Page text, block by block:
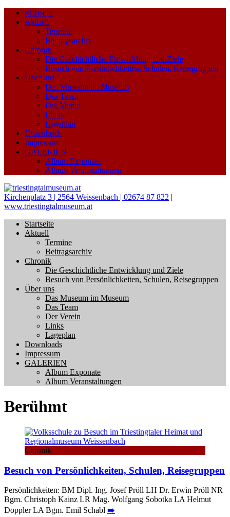
Startseite
Aktuell
Termine
Beitragsarchiv
Chronik
Die Geschichtliche Entwicklung und Ziele
Besuch von Persönlichkeiten, Schulen, Reisegruppen
Über uns
Das Museum im Museum
Das Team
Der Verein
Links
Lageplan
Downloads
Impressum
GALERIEN
Album Exponate
Album Veranstaltungen
Kirchenplatz 3 | 2564 Weissenbach | 02674 87 822 |
www.triestingtalmuseum.at
Startseite
Aktuell
Termine
Beitragsarchiv
Chronik
Die Geschichtliche Entwicklung und Ziele
Besuch von Persönlichkeiten, Schulen, Reisegruppen
Über uns
Das Museum im Museum
Das Team
Der Verein
Links
Lageplan
Downloads
Impressum
GALERIEN
Album Exponate
Album Veranstaltungen
Berühmt
Chronik
Besuch von Persönlichkeiten, Schulen, Reisegruppen
Persönlichkeiten: BM Dipl. Ing. Josef Pröll LH Dr. Erwin Pröll NR
Bgm. Christoph Kainz LR Mag. Wolfgang Sobotka LA Helmut
Doppler LA Bgm. Emil Schabl ➡️